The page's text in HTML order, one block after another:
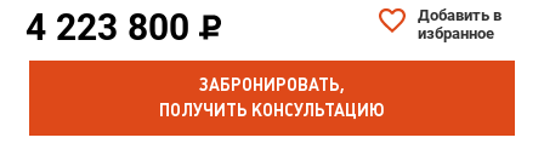
4 223 800
Добавить в
избранное
ЗАБРОНИРОВАТЬ,
ПОЛУЧИТЬ КОНСУЛЬТАЦИЮ